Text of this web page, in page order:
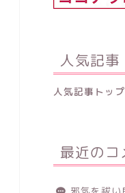
人気記事
人気記事トッ
最近のコ